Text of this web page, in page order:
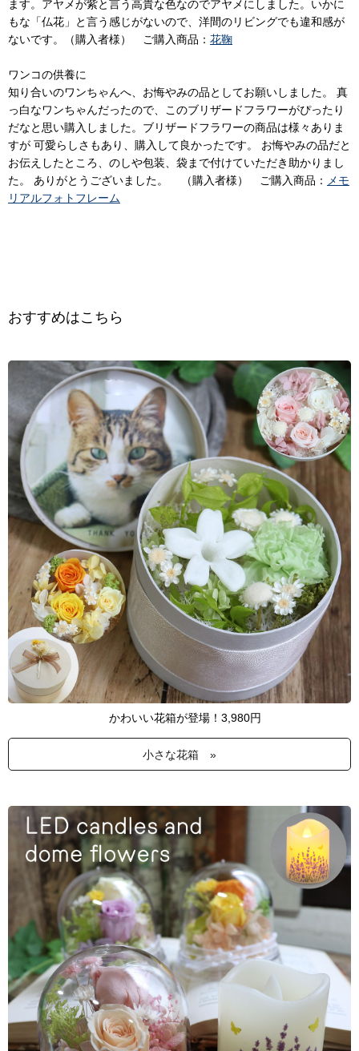
ます。アヤメが紫と言う高貴な色なのでアヤメにしました。いかに
もな「仏花」と言う感じがないので、洋間のリビングでも違和感が
ないです。（購入者様） ご購入商品： 花鞠
ワンコの供養に
知り合いのワンちゃんへ、お悔やみの品としてお願いしました。 真
っ白なワンちゃんだったので、このブリザードフラワーがぴったり
だなと思い購入しました。ブリザードフラワーの商品は様々ありま
すが 可愛らしさもあり、購入して良かったです。 お悔やみの品だと
お伝えしたところ、のしや包装、袋まで付けていただき助かりまし
た。 ありがとうございました。 （購入者様） ご購入商品：
メモ
リアルフォトフレーム
おすすめはこちら
かわいい花箱が登場！3,980円
小さな花箱 »